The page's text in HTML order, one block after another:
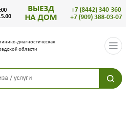
ВЫЕЗД
НА ДОМ
+7 (8442) 340-360
+7 (909) 388-03-07
диагностическая
области